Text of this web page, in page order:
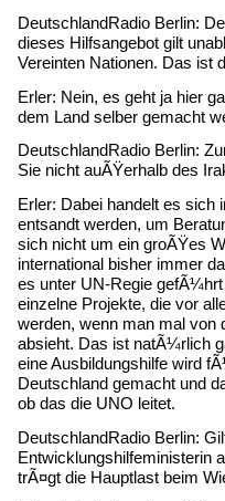
DeutschlandRadio Berlin:
dieses Hilfsangebot gilt
Vereinten Nationen. Das ist
Erler: Nein, es geht ja hier
dem Land selber gemacht
DeutschlandRadio Berlin:
Sie nicht auÃŸerhalb des
Erler: Dabei handelt es sich
entsandt werden, um
sich nicht um ein groÃŸes
international bisher immer
es unter UN-Regie
einzelne Projekte, die vor
werden, wenn man mal von
absieht. Das ist natÃ¼rlich
eine Ausbildungshilfe wird
Deutschland gemacht und
ob das die UNO leitet.
DeutschlandRadio Berlin:
Entwicklungshilfeministerin
trÃ¤gt die Hauptlast beim